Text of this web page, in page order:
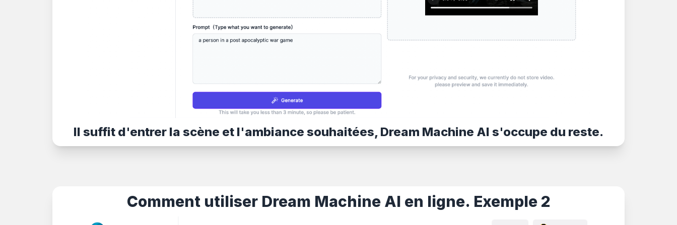
Il suffit d'entrer la scène et l'ambiance souhaitées, Dream Machine AI s'occupe du reste.
Comment utiliser Dream Machine AI en ligne. Exemple 2